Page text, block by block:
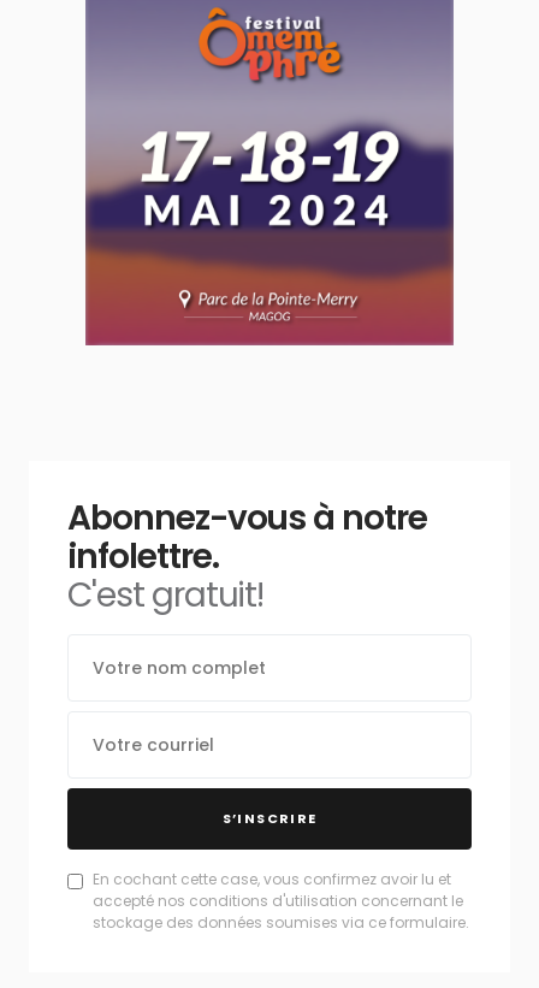
Abonnez-vous à notre
infolettre.
C'est gratuit!
S’INSCRIRE
En cochant cette case, vous confirmez avoir lu et
accepté nos conditions d'utilisation concernant le
stockage des données soumises via ce formulaire.